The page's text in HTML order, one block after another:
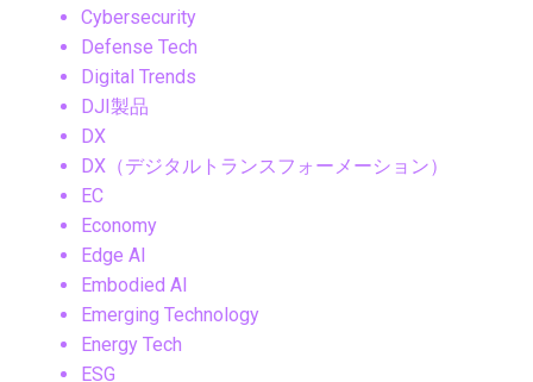
Cybersecurity
Defense Tech
Digital Trends
DJI製品
DX
DX（デジタルトランスフォーメーション）
EC
Economy
Edge AI
Embodied AI
Emerging Technology
Energy Tech
ESG